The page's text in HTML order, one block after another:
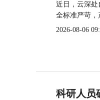
近日，云深处
全标准严苛，
2026-08-06
科研人员